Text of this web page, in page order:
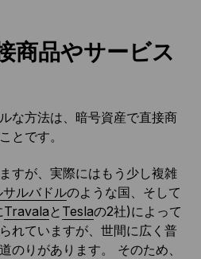
商品やサービス
な方法は、暗号資産で直接商
とです。
すが、実際にはもう少し複雑
サルバドルのような国、そして
Travala と Teslaの2社)によって
れていますが、世間に広く普
のりがあります。 そのため、